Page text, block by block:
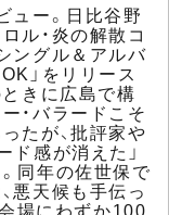
ュー。日比谷野
ル・炎の解散コ
ングル＆アルバ
」をリリース
きに広島で構
・バラードこそ
たが、批評家や
ド感が消えた」
同年の佐世保で
悪天候も手伝っ